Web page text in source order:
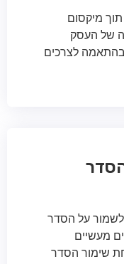
מיקסום
של העסק
בהתאמה לצרכים
לשמור על הסדר
מעשיים
שימור הסדר